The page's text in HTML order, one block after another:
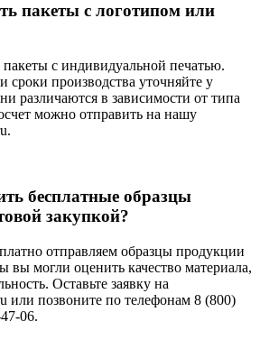
пакеты с логотипом или
с индивидуальной печатью.
производства уточняйте у
различаются в зависимости от типа
можно отправить на нашу
бесплатные образцы
закупкой?
отправляем образцы продукции
вы могли оценить качество материала,
Оставьте заявку на
или позвоните по телефонам 8 (800)
06.